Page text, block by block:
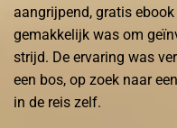
aangrijpend, gratis
gemakkelijk was om
strijd. De ervaring was
een bos, op zoek naar
in de reis zelf.